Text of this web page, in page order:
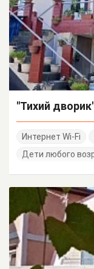
"Тихий
Интернет Wi-Fi
Дети любого